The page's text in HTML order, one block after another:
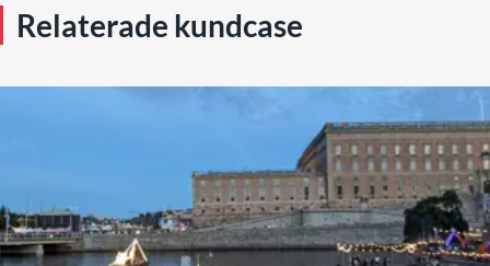
Relaterade kundcase